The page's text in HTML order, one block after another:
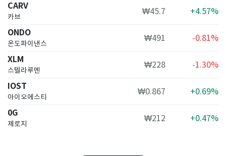
CARV
카브
₩45.7 +4.57%
ONDO
온도파이낸스
₩491 -0.81%
XLM
스텔라루멘
₩228 -1.30%
IOST
아이오에스티
₩0.867 +0.69%
0G
제로지
₩212 +0.47%